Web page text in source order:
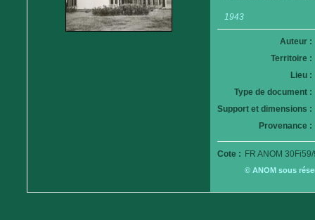
1943
Auteur :
Territoire :
Lieu :
Type de document :
Support et dimensions :
Provenance :
Cote : FR ANOM
© ANOM sous